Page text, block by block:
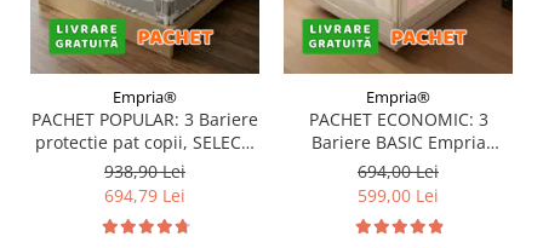
Empria®
PACHET POPULAR: 3 Bariere
protectie pat copii, SELECT,
160x200 cm
938,90 Lei
694,79 Lei
Empria®
PACHET ECONOMIC: 3
Bariere BASIC Empria
protectie pat 160X200 cm +
bara stabilizatoare
694,00 Lei
599,00 Lei